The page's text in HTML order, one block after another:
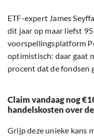
ETF-expert James
dit jaar op maar liefst
voorspellingsplatform
optimistisch: daar gaat
procent dat de fondsen
Claim vandaag nog
handelskosten over
Grijp deze unieke kans